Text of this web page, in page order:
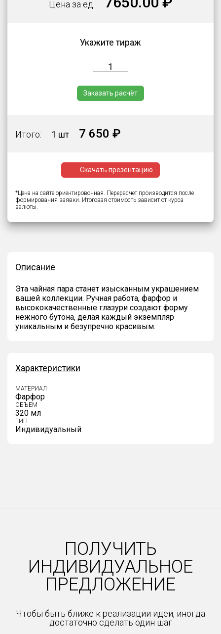
Цена за ед.
Укажите тираж
Заказать расчёт
Итого: 1 шт 7 650 ₽
Скачать презентацию
*Цена на сайте ориентировочная. Перерасчет производится после
формирования заявки. Итоговая стоимость зависит от курса
валюты.
Описание
Эта чайная пара станет изысканным украшением
вашей коллекции. Ручная работа, фарфор и
высококачественные глазури создают форму
нежного бутона, делая каждый экземпляр
уникальным и безупречно красивым.
Характеристики
МАТЕРИАЛ
Фарфор
ОБЪЕМ
320 мл
ТИП
Индивидуальный
ПОЛУЧИТЬ
ИНДИВИДУАЛЬНОЕ
ПРЕДЛОЖЕНИЕ
Чтобы быть ближе к реализации идеи, иногда
достаточно сделать один шаг